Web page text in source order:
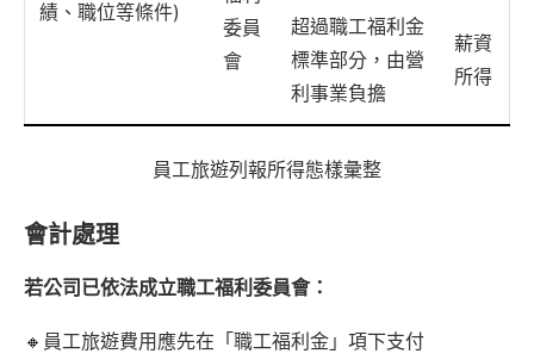
績、職位等條件)
委員
會
超過職工福利金
標準部分，由營
利事業負擔
薪資
所得
員工旅遊列報所得態樣彙整
會計處理
若公司已依法成立職工福利委員會：
🔸員工旅遊費用應先在「職工福利金」項下支付